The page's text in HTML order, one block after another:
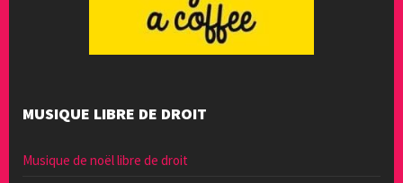
MUSIQUE LIBRE DE DROIT
Musique de noël libre de droit